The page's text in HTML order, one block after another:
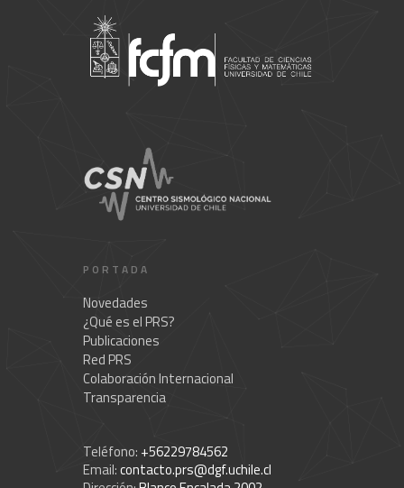
PORTADA
Novedades
¿Qué es el PRS?
Publicaciones
Red PRS
Colaboración Internacional
Transparencia
Teléfono: +56229784562
Email:contacto.prs@dgf.uchile.cl